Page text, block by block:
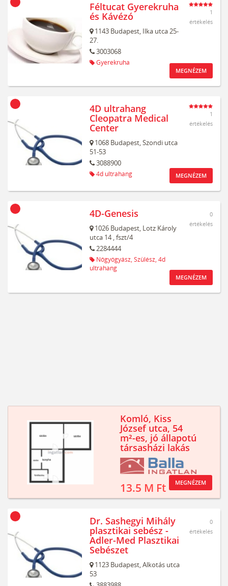
Féltucat Gyerekruha
és Kávézó
1143 Budapest, Ilka utca 25-
27.
3003068
Gyerekruha
1
értékelés
MEGNÉZEM
4D ultrahang
Cleopatra Medical
Center
1068 Budapest,Szondi utca
51-53
3088900
4d ultrahang
1
értékelés
MEGNÉZEM
4D-Genesis
1026 Budapest, Lotz Károly
utca 14, fszt/4
2284444
Nőgyógyász, Szülész, 4d
ultrahang
0
értékelés
MEGNÉZEM
Komló, Kiss
József utca, 54
m²-es, jó állapotú
társasházi lakás
13.5 M Ft MEGNÉZEM
Dr. Sashegyi Mihály
plasztikai sebész -
Adler-Med Plasztikai
Sebészet
1123 Budapest,Alkotás utca
53
0
értékelés